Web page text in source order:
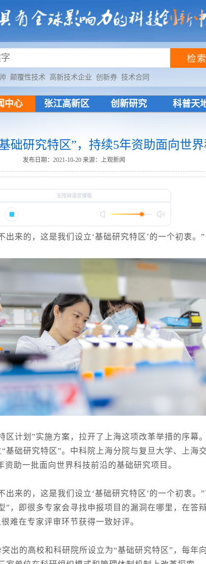
颠覆性技术 高新技术企业 创新券 技术合同
中心 张江高新区 创新研究 科普天
础研究特区”，持续5年资助面向世
发布日期：2021-10-20 来源：上观新闻
来的，这是我们设立‘基础研究特区’的一个初衷。”
计划”实施方案，拉开了上海这项改革举措的序幕
础研究特区”。中科院上海分院与复旦大学、上海
助一批面向世界科技前沿的基础研究项目。
的，这是我们设立‘基础研究特区’的一个初衷。
”，即很多专家会寻找申报项目的漏洞在哪里，在答
难在专家评审环节获得一致好评。
的高校和科研院所设立为“基础研究特区”，每年